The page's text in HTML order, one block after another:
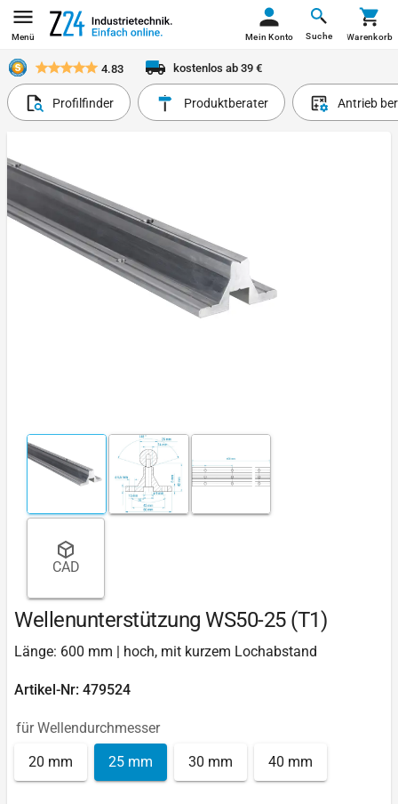
Menü Suche
Mein Konto Warenkorb
4.83 kostenlos ab 39 €
Profilfinder Produktberater Antrieb
CAD
Wellenunterstützung WS50-25 (T1)
Länge: 600 mm | hoch, mit kurzem Lochabstand
Artikel-Nr: 479524
für Wellendurchmesser
20 mm 25 mm 30 mm 40 mm